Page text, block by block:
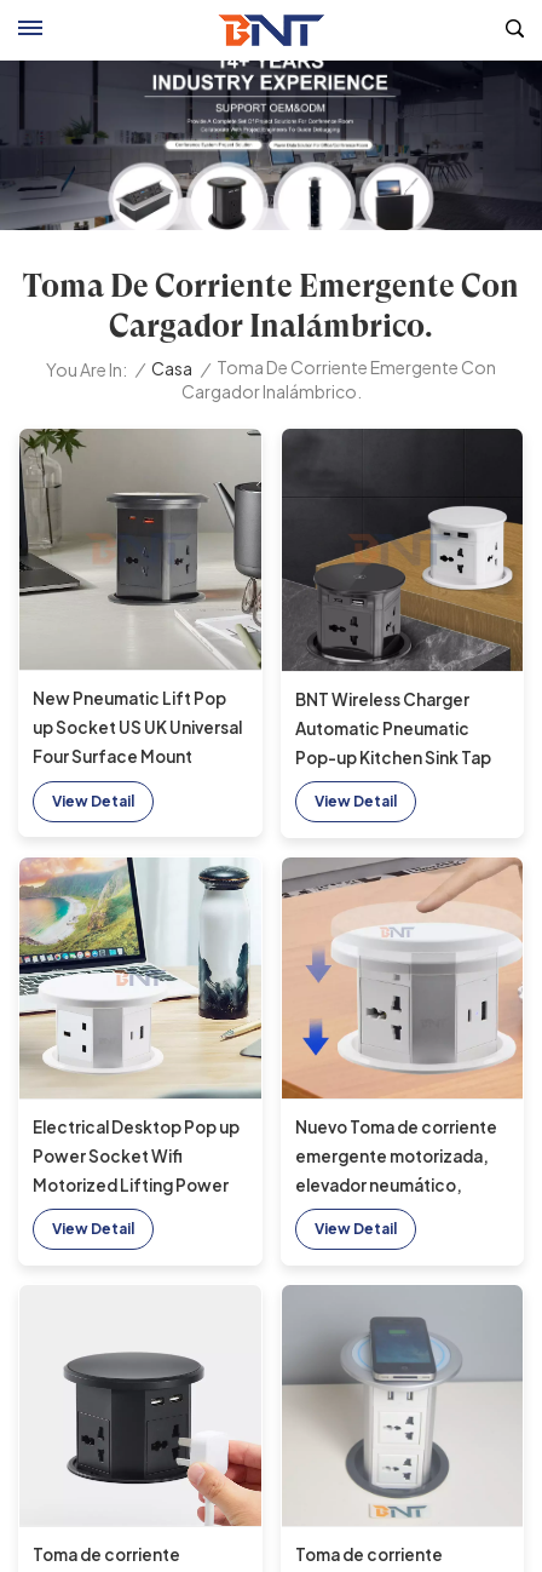
Toma De Corriente Emergente Con
Cargador Inalámbrico.
You Are In: / Casa / Toma De Corriente Emergente Con
Cargador Inalámbrico.
New Pneumatic Lift Pop
up Socket US UK Universal
Four Surface Mount
Desktop Socket Top with
15W Wireless Charging
View Detail
BNT Wireless Charger
Automatic Pneumatic
Pop-up Kitchen Sink Tap
New Tabletop Design 4
Outlets Modern Automatic
View Detail
Electrical Desktop Pop up
Power Socket Wifi
Motorized Lifting Power
Outlet With Wireless
Charging Hidden Tabletop
View Detail
Nuevo Toma de corriente
emergente motorizada,
elevador neumático,
enchufe de escritorio
superior con carga rápida
View Detail
Toma de corriente
Toma de corriente